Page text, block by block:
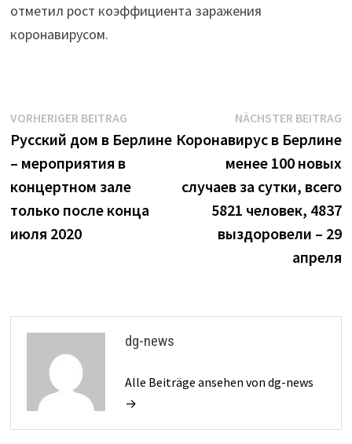
отметил рост коэффициента заражения
коронавирусом.
Beitrags-
Navigation
VORHERIGER BEITRAGVorheriger
Beitrag:
Русский дом в Берлине
– мероприятия в
концертном зале
только после конца
июля 2020
NÄCHSTER BEITRAG
Коронавирус в Берлине
менее 100 новых
случаев за сутки, всего
5821 человек, 4837
выздоровели – 29
апреля
dg-news
Alle Beiträge ansehen von dg-news
→